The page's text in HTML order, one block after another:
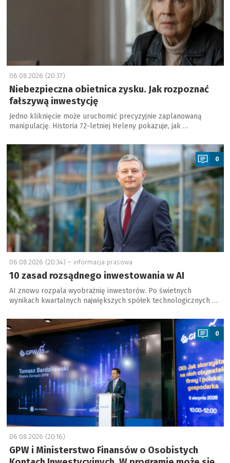
06.08.2026 (20:37)
Niebezpieczna obietnica zysku. Jak rozpoznać
fałszywą inwestycję
Jedno kliknięcie może uruchomić precyzyjnie zaplanowaną
manipulację. Historia 72-letniej Heleny pokazuje, jak …
a
0
06.08.2026 (20:34) – informacja prasowa
10 zasad rozsądnego inwestowania w AI
AI znowu rozpala wyobraźnię inwestorów. Po świetnych
wynikach kwartalnych największych spółek technologicznych …
a
0
06.08.2026 (20:16)
GPW i Ministerstwo Finansów o Osobistych